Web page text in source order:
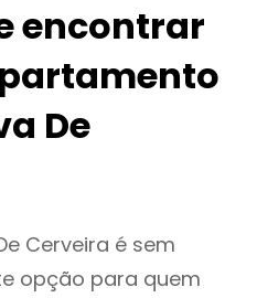
encontrar
De
Cerveira é sem
opção para quem